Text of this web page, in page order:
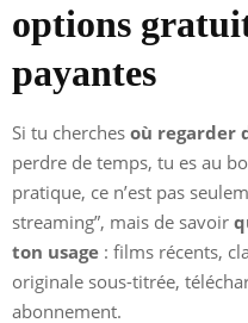
options
payantes
Si tu cherches où regarder
perdre de temps, tu es au
pratique, ce n’est pas
streaming”, mais de savoir
ton usage : films récents,
originale sous-titrée,
abonnement.